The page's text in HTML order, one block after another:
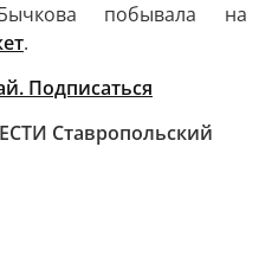
побывала на
.
Подписаться
Ставропольский